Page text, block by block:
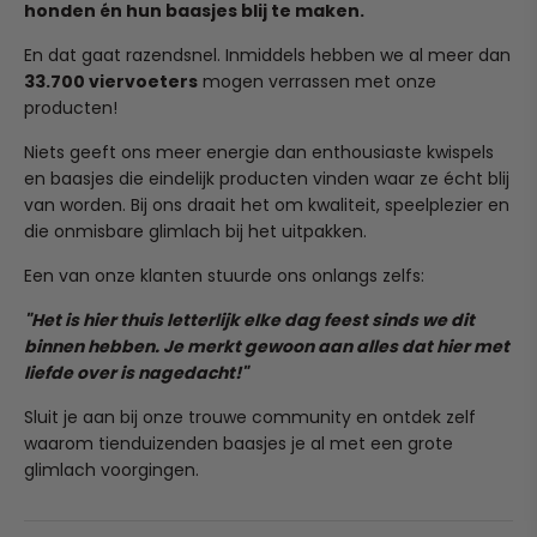
small to medium sized dogs and cats.
provides a comfortable and secure grip, making it easy to
hold while walking.
Safety Features
safety of your pets while outdoors.
Stylish Paw Print Pattern: The leash comes in multiple
colors with a cute paw print design, adding a stylish touch
to your pet's accessories.
Specification:
type: dog leashes, dogs
type of dog leash: retractable leashes
material: nylon
feature: personalized, fast unlocking
life stage: all stages
pattern: print
simpelweg een mailtje naar team@ruffy.nl en we regelen
het soepel voor je.
(Heeft je pup in al zijn enthousiasme het product per
ongeluk kapot gekauwd? Dit valt helaas niet onder
normale slijtage, maar mail ons ook dan gerust even, we
kijken graag of we iets voor je kunnen betekenen!)
Zodra jij je bestelling plaatst, gaan we direct voor je aan
de slag. Onze verwerkingstijd is 1 tot 2 werkdagen, waarna
je pakketje binnen 4 tot 6 kalenderdagen bij je wordt
bezorgd.
Heb je per ongeluk een verkeerd adres ingevuld? Stuur
ons dan binnen 24 uur een mailtje op team@ruffy.nl, dan
lossen we het direct voor je op."
honden én hun baasjes blij te maken.
En dat gaat razendsnel. Inmiddels hebben we al meer dan
33.700 viervoeters mogen verrassen met onze
producten!
Niets geeft ons meer energie dan enthousiaste kwispels
en baasjes die eindelijk producten vinden waar ze écht blij
van worden. Bij ons draait het om kwaliteit, speelplezier en
die onmisbare glimlach bij het uitpakken.
Een van onze klanten stuurde ons onlangs zelfs:
"Het is hier thuis letterlijk elke dag feest sinds we dit
binnen hebben. Je merkt gewoon aan alles dat hier met
liefde over is nagedacht!"
Sluit je aan bij onze trouwe community en ontdek zelf
waarom tienduizenden baasjes je al met een grote
glimlach voorgingen.